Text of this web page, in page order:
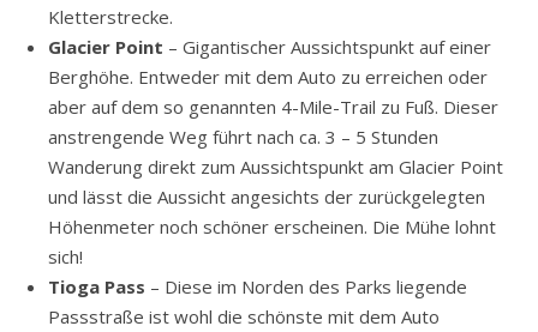
Kletterstrecke.
Glacier Point – Gigantischer Aussichtspunkt auf einer
Berghöhe. Entweder mit dem Auto zu erreichen oder
aber auf dem so genannten 4-Mile-Trail zu Fuß. Dieser
anstrengende Weg führt nach ca. 3 – 5 Stunden
Wanderung direkt zum Aussichtspunkt am Glacier Point
und lässt die Aussicht angesichts der zurückgelegten
Höhenmeter noch schöner erscheinen. Die Mühe lohnt
sich!
Tioga Pass – Diese im Norden des Parks liegende
Passstraße ist wohl die schönste mit dem Auto